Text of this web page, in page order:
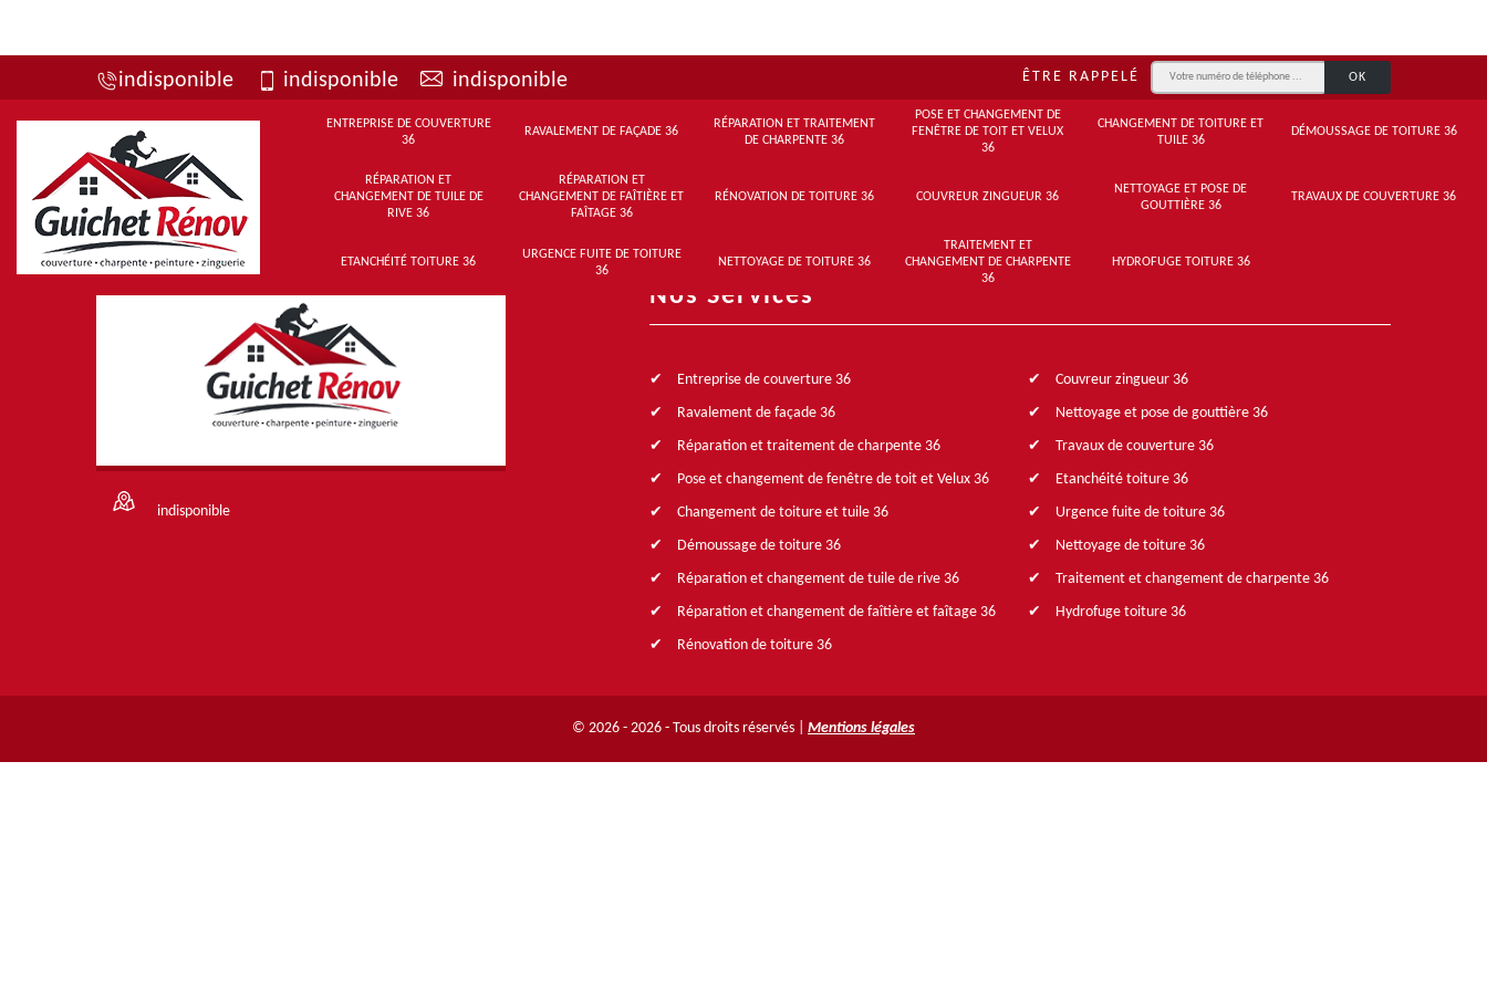
indisponible indisponible indisponible ÊTRE RAPPELÉ
ENTREPRISE DE COUVERTURE
36
RAVALEMENT DE FAÇADE 36
RÉPARATION ET TRAITEMENT
DE CHARPENTE 36
POSE ET CHANGEMENT DE
FENÊTRE DE TOIT ET VELUX
36
CHANGEMENT DE TOITURE ET
TUILE 36
DÉMOUSSAGE DE TOITURE 36
RÉPARATION ET
CHANGEMENT DE TUILE DE
RIVE 36
RÉPARATION ET
CHANGEMENT DE FAÎTIÈRE ET
FAÎTAGE 36
RÉNOVATION DE TOITURE 36 COUVREUR ZINGUEUR 36
NETTOYAGE ET POSE DE
GOUTTIÈRE 36
TRAVAUX DE COUVERTURE 36
ETANCHÉITÉ TOITURE 36
URGENCE FUITE DE TOITURE
36
NETTOYAGE DE TOITURE 36
TRAITEMENT ET
CHANGEMENT DE CHARPENTE
36
HYDROFUGE TOITURE 36
DEMANDE DE DEVIS GRATUIT
indisponible
Nos Services
Entreprise de couverture 36
Ravalement de façade 36
Réparation et traitement de charpente 36
Pose et changement de fenêtre de toit et Velux 36
Changement de toiture et tuile 36
Démoussage de toiture 36
Réparation et changement de tuile de rive 36
Réparation et changement de faîtière et faîtage 36
Rénovation de toiture 36
Couvreur zingueur 36
Nettoyage et pose de gouttière 36
Travaux de couverture 36
Etanchéité toiture 36
Urgence fuite de toiture 36
Nettoyage de toiture 36
Traitement et changement de charpente 36
Hydrofuge toiture 36
© 2026 - 2026 - Tous droits réservés | Mentions légales